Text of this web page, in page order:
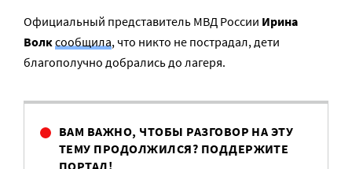
Официальный представитель МВД России Ирина
Волксообщила, что никто не пострадал, дети
благополучно добрались до лагеря.
ВАМ ВАЖНО, ЧТОБЫ РАЗГОВОР НА ЭТУ
ТЕМУ ПРОДОЛЖИЛСЯ? ПОДДЕРЖИТЕ
ПОРТАЛ!